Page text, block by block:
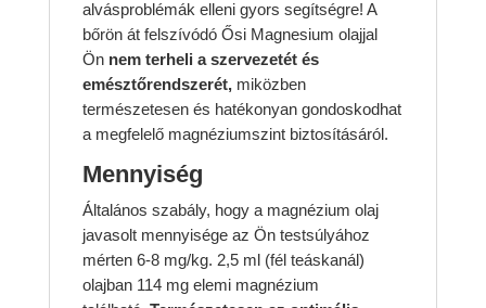
alvásproblémák elleni gyors segítségre! A
bőrön át felszívódó Ősi Magnesium olajjal
Ön nem terheli a szervezetét és
emésztőrendszerét,miközben
természetesen és hatékonyan gondoskodhat
a megfelelő magnéziumszint biztosításáról.
Mennyiség
Általános szabály, hogy a magnézium olaj
javasolt mennyisége az Ön testsúlyához
mérten 6-8 mg/kg. 2,5 ml (fél teáskanál)
olajban 114 mg elemi magnézium